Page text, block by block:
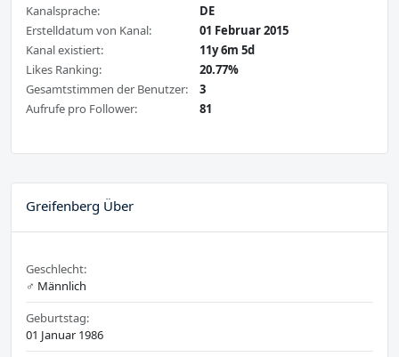
Kanalsprache:
DE
Erstelldatum von Kanal:
01 Februar 2015
Kanal existiert:
11y 6m 5d
Likes Ranking:
20.77%
Gesamtstimmen der Benutzer:
3
Aufrufe pro Follower:
81
Greifenberg Über
Geschlecht:
♂️ Männlich
Geburtstag:
01 Januar 1986